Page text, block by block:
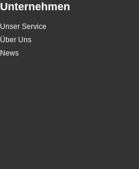
Unternehmen
Unser Service
Über Uns
News